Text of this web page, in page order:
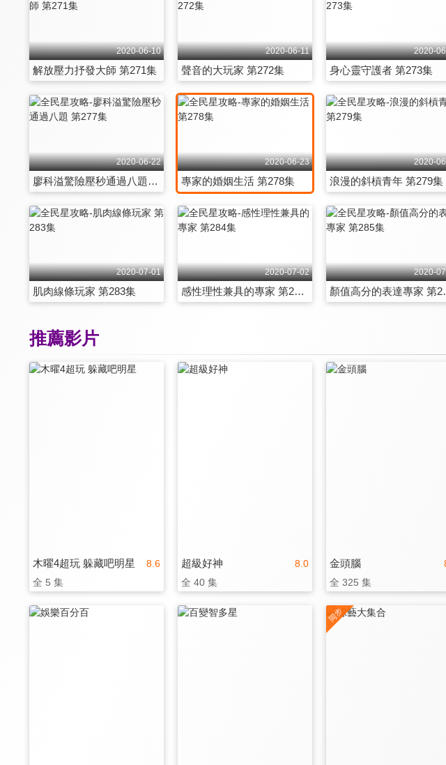
2020-06-10
解放壓力抒發大師 第271集
2020-06-11
聲音的大玩家 第272集
2020-
身心靈守護者 第273集
2020-06-22
廖科溢驚險壓秒通過八題 第277集
2020-06-23
專家的婚姻生活 第278集
2020-
浪漫的斜槓青年 第279集
2020-07-01
肌肉線條玩家 第283集
2020-07-02
感性理性兼具的專家 第284集
2020-
顏值
推薦影片
8.6
木曜4超玩 躲藏吧明星
全 5 集
8.0
超級好神
全 40 集
金頭腦
全 325 集